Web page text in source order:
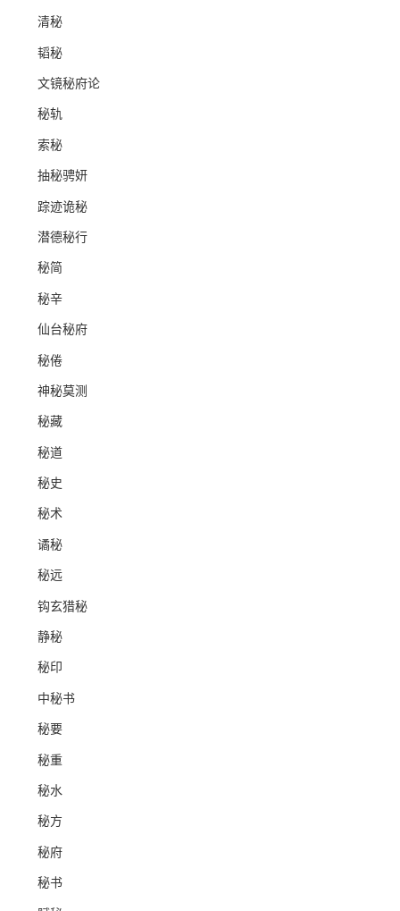
清秘
韬秘
文镜秘府论
秘轨
索秘
抽秘骋妍
踪迹诡秘
潜德秘行
秘简
秘辛
仙台秘府
秘倦
神秘莫测
秘藏
秘道
秘史
秘术
谲秘
秘远
钩玄猎秘
静秘
秘印
中秘书
秘要
秘重
秘水
秘方
秘府
秘书